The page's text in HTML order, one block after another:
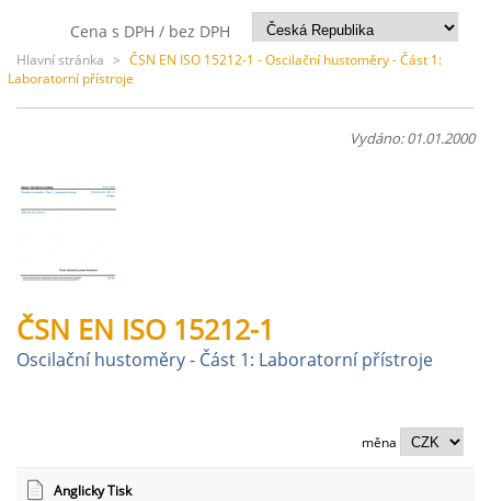
Cena s DPH / bez DPH
Hlavní stránka > ČSN EN ISO 15212-1 - Oscilační hustoměry - Část 1:
Laboratorní přístroje
Vydáno: 01.01.2000
ČSN EN ISO 15212-1
Oscilační hustoměry - Část 1: Laboratorní přístroje
měna
Anglicky Tisk